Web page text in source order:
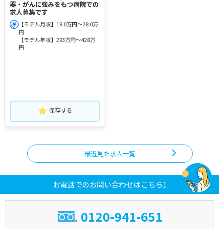
器・がんに強みをもつ病院での
求人募集です
【モデル月収】19.0万円～28.0万
円
【モデル年収】293万円～428万
円
保存する
最近見た求人一覧
お電話でのお問い合わせはこちら1
0120-941-651